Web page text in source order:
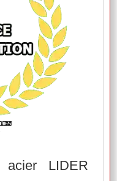
acier LIDER